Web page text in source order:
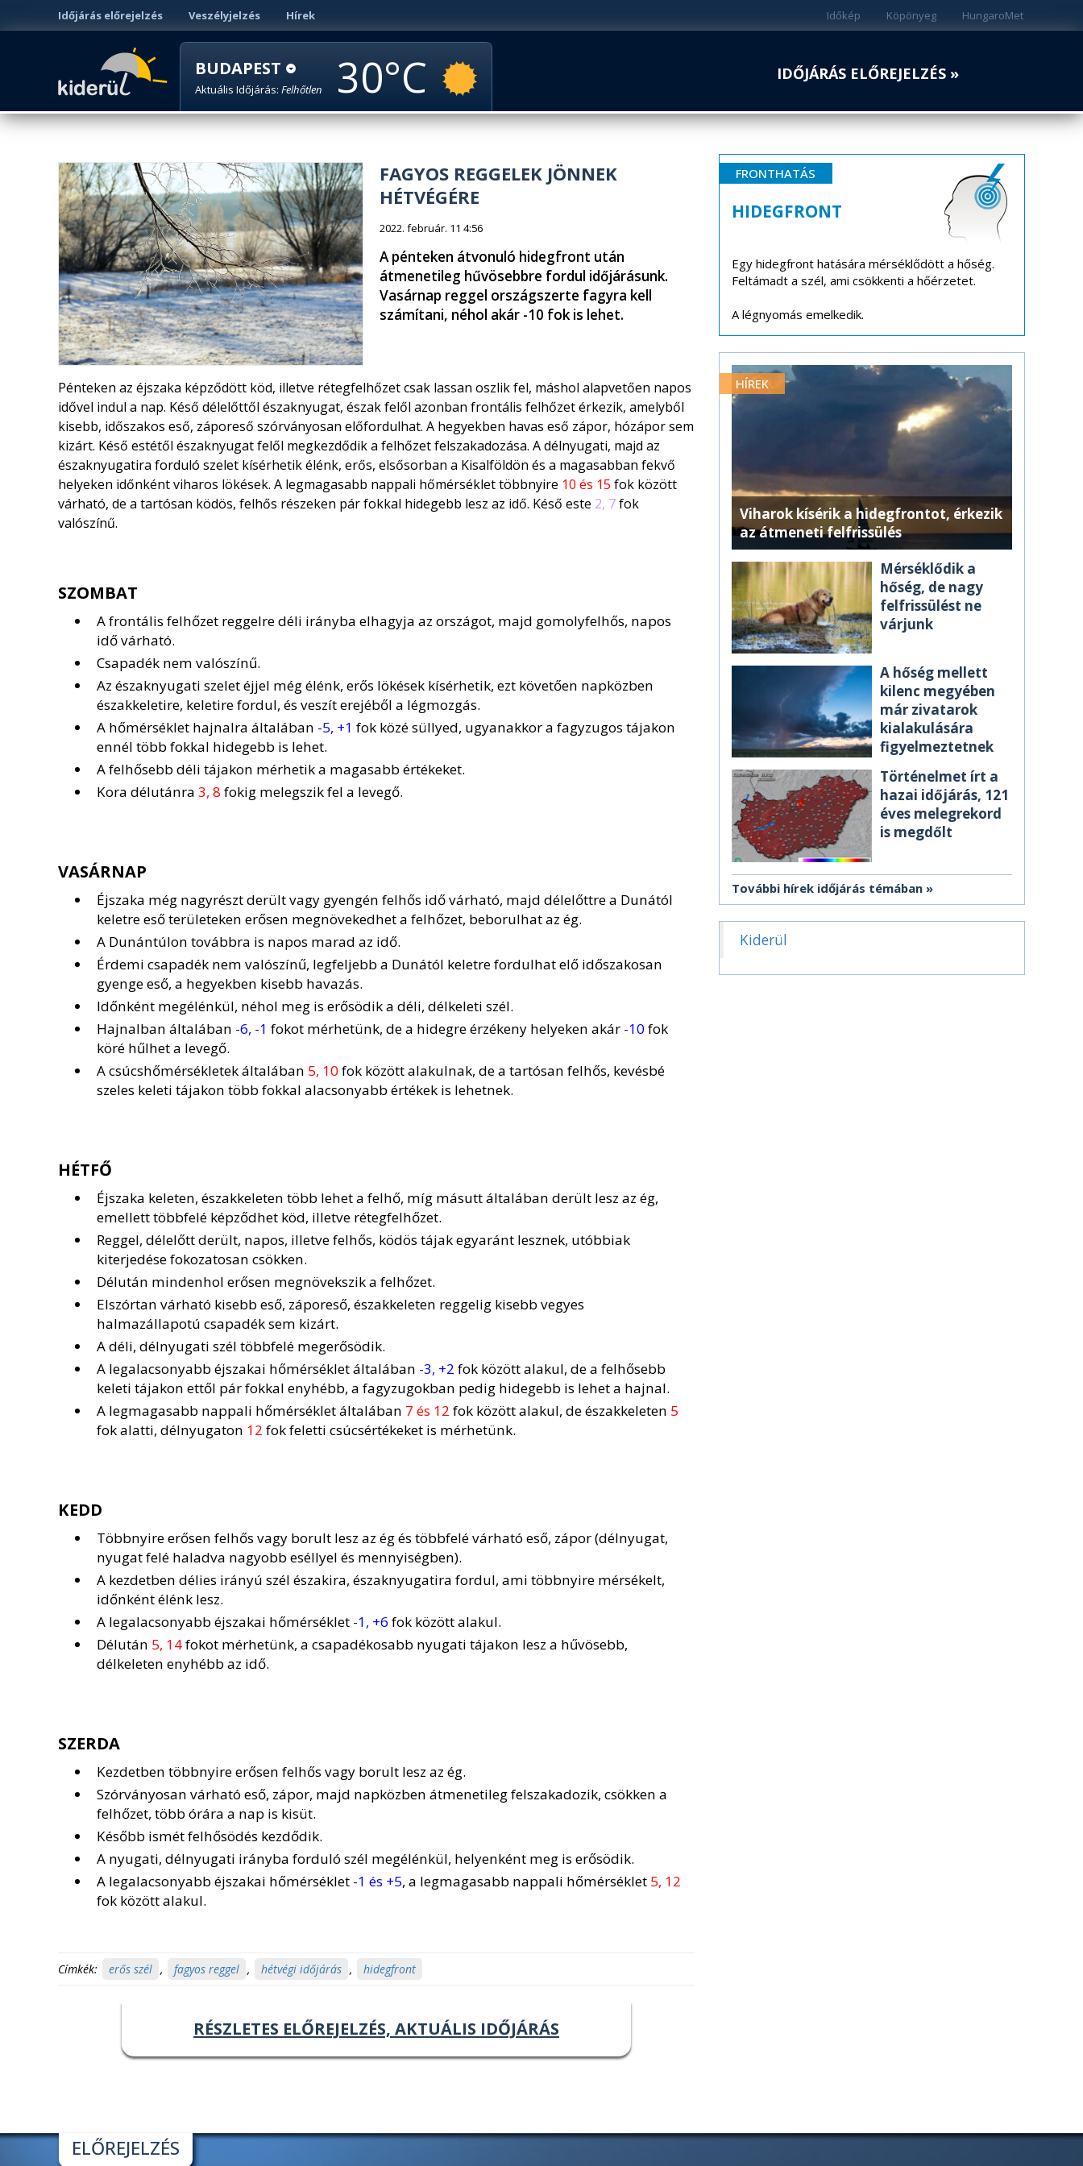
Időjárás előrejelzés Veszélyjelzés Hírek HungaroMet
Köpönyeg
Időkép
BUDAPEST
Aktuális Időjárás: Felhőtlen 30 IDŐJÁRÁS ELŐREJELZÉS »
FAGYOS REGGELEK JÖNNEK
HÉTVÉGÉRE
2022. február. 11 4:56
A pénteken átvonuló hidegfront után
átmenetileg hűvösebbre fordul időjárásunk.
Vasárnap reggel országszerte fagyra kell
számítani, néhol akár -10 fok is lehet.
Pénteken az éjszaka képződött köd, illetve rétegfelhőzet csak lassan oszlik fel, máshol alapvetően napos
idővel indul a nap. Késő délelőttől északnyugat, észak felől azonban frontális felhőzet érkezik, amelyből
kisebb, időszakos eső, záporeső szórványosan előfordulhat. A hegyekben havas eső zápor, hózápor sem
kizárt. Késő estétől északnyugat felől megkezdődik a felhőzet felszakadozása. A délnyugati, majd az
északnyugatira forduló szelet kísérhetik élénk, erős, elsősorban a Kisalföldön és a magasabban fekvő
helyeken időnként viharos lökések. A legmagasabb nappali hőmérséklet többnyire 10 és 15 fok között
várható, de a tartósan ködös, felhős részeken pár fokkal hidegebb lesz az idő. Késő este 2, 7fok
valószínű.
SZOMBAT
A frontális felhőzet reggelre déli irányba elhagyja az országot, majd gomolyfelhős, napos
idő várható.
Csapadék nem valószínű.
Az északnyugati szelet éjjel még élénk, erős lökések kísérhetik, ezt követően napközben
északkeletire, keletire fordul, és veszít erejéből a légmozgás.
A hőmérséklet hajnalra általában -5, +1 fok közé süllyed, ugyanakkor a fagyzugos tájakon
ennél több fokkal hidegebb is lehet.
A felhősebb déli tájakon mérhetik a magasabb értékeket.
Kora délutánra 3, 8 fokig melegszik fel a levegő.
VASÁRNAP
Éjszaka még nagyrészt derült vagy gyengén felhős idő várható, majd délelőttre a Dunától
keletre eső területeken erősen megnövekedhet a felhőzet, beborulhat az ég.
A Dunántúlon továbbra is napos marad az idő.
Érdemi csapadék nem valószínű, legfeljebb a Dunától keletre fordulhat elő időszakosan
gyenge eső, a hegyekben kisebb havazás.
Időnként megélénkül, néhol meg is erősödik a déli, délkeleti szél.
Hajnalban általában -6, -1 fokot mérhetünk, de a hidegre érzékeny helyeken akár -10fok
köré hűlhet a levegő.
A csúcshőmérsékletek általában 5, 10fok között alakulnak, de a tartósan felhős, kevésbé
szeles keleti tájakon több fokkal alacsonyabb értékek is lehetnek.
HÉTFŐ
Éjszaka keleten, északkeleten több lehet a felhő, míg másutt általában derült lesz az ég,
emellett többfelé képződhet köd, illetve rétegfelhőzet.
Reggel, délelőtt derült, napos, illetve felhős, ködös tájak egyaránt lesznek, utóbbiak
kiterjedése fokozatosan csökken.
Délután mindenhol erősen megnövekszik a felhőzet.
Elszórtan várható kisebb eső, záporeső, északkeleten reggelig kisebb vegyes
halmazállapotú csapadék sem kizárt.
A déli, délnyugati szél többfelé megerősödik.
A legalacsonyabb éjszakai hőmérséklet általában -3, +2 fok között alakul, de a felhősebb
keleti tájakon ettől pár fokkal enyhébb, a fagyzugokban pedig hidegebb is lehet a hajnal.
A legmagasabb nappali hőmérséklet általában 7 és 12 fok között alakul, de északkeleten 5
fok alatti, délnyugaton 12 fok feletti csúcsértékeket is mérhetünk.
KEDD
Többnyire erősen felhős vagy borult lesz az ég és többfelé várható eső, zápor (délnyugat,
nyugat felé haladva nagyobb eséllyel és mennyiségben).
A kezdetben délies irányú szél északira, északnyugatira fordul, ami többnyire mérsékelt,
időnként élénk lesz.
A legalacsonyabb éjszakai hőmérséklet -1, +6 fok között alakul.
Délután 5, 14fokot mérhetünk, a csapadékosabb nyugati tájakon lesz a hűvösebb,
délkeleten enyhébb az idő.
SZERDA
Kezdetben többnyire erősen felhős vagy borult lesz az ég.
Szórványosan várható eső, zápor, majd napközben átmenetileg felszakadozik, csökken a
felhőzet, több órára a nap is kisüt.
Később ismét felhősödés kezdődik.
A nyugati, délnyugati irányba forduló szél megélénkül, helyenként meg is erősödik.
A legalacsonyabb éjszakai hőmérséklet -1 és +5, a legmagasabb nappali hőmérséklet 5, 12
fok között alakul.
Címkék: erős szél , fagyos reggel , hétvégi időjárás , hidegfront
RÉSZLETES ELŐREJELZÉS, AKTUÁLIS IDŐJÁRÁS
FRONTHATÁS
HIDEGFRONT
Egy hidegfront hatására mérséklődött a hőség.
Feltámadt a szél, ami csökkenti a hőérzetet.
A légnyomás emelkedik.
HÍREK
Viharok kísérik a hidegfrontot, érkezik
az átmeneti felfrissülés
Mérséklődik a
hőség, de nagy
felfrissülést ne
várjunk
A hőség mellett
kilenc megyében
már zivatarok
kialakulására
figyelmeztetnek
Történelmet írt a
hazai időjárás, 121
éves melegrekord
is megdőlt
További hírek időjárás témában
Kiderül
ELŐREJELZÉS